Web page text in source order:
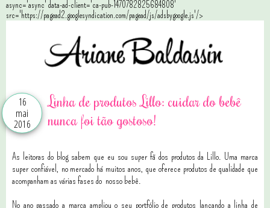
async='async' data-ad-client='ca-pub-1470782825684808'
src='https://pagead2.googlesyndication.com/pagead/js/adsbygoogle.js'/>
16
mai
2016
Linha de produtos Lillo: cuidar do bebê
nunca foi tão gostoso!
As leitoras do blog sabem que eu sou super fã dos produtos da Lillo. Uma marca
super confiável, no mercado há muitos anos, que oferece produtos de qualidade que
acompanham as várias fases do nosso bebê.
No ano passado a marca ampliou o seu portfólio de produtos lançando a linha de